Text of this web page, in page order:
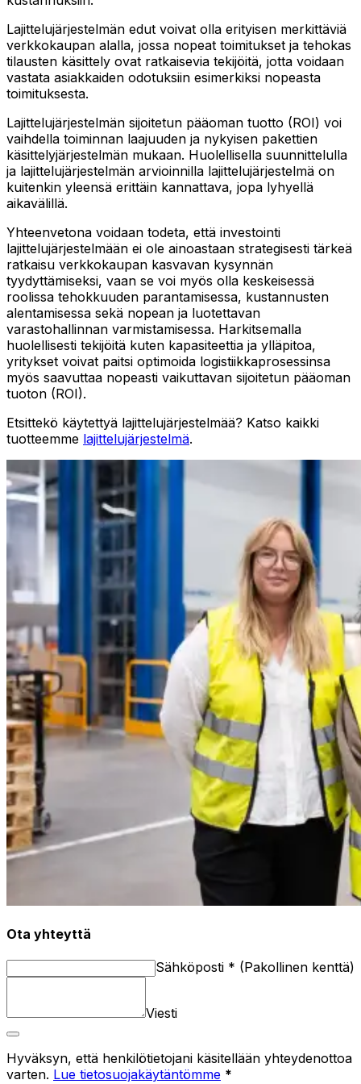
Lajittelujärjestelmän edut voivat olla erityisen merkittäviä
verkkokaupan alalla, jossa nopeat toimitukset ja tehokas
tilausten käsittely ovat ratkaisevia tekijöitä, jotta voidaan
vastata asiakkaiden odotuksiin esimerkiksi nopeasta
toimituksesta.
Lajittelujärjestelmän sijoitetun pääoman tuotto (ROI) voi
vaihdella toiminnan laajuuden ja nykyisen pakettien
käsittelyjärjestelmän mukaan. Huolellisella suunnittelulla
ja lajittelujärjestelmän arvioinnilla lajittelujärjestelmä on
kuitenkin yleensä erittäin kannattava, jopa lyhyellä
aikavälillä.
Yhteenvetona voidaan todeta, että investointi
lajittelujärjestelmään ei ole ainoastaan strategisesti tärkeä
ratkaisu verkkokaupan kasvavan kysynnän
tyydyttämiseksi, vaan se voi myös olla keskeisessä
roolissa tehokkuuden parantamisessa, kustannusten
alentamisessa sekä nopean ja luotettavan
varastohallinnan varmistamisessa. Harkitsemalla
huolellisesti tekijöitä kuten kapasiteettia ja ylläpitoa,
yritykset voivat paitsi optimoida logistiikkaprosessinsa
myös saavuttaa nopeasti vaikuttavan sijoitetun pääoman
tuoton (ROI).
Etsittekö käytettyä lajittelujärjestelmää? Katso kaikki
tuotteemme lajittelujärjestelmä.
Ota yhteyttä
Sähköposti * (Pakollinen kenttä)
Viesti
Hyväksyn, että henkilötietojani käsitellään yhteydenottoa
varten. Lue tietosuojakäytäntömme *